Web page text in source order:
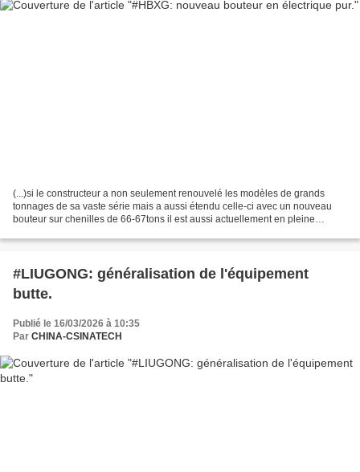
(...)si le constructeur a non seulement renouvelé les modèles de grands
tonnages de sa vaste série mais a aussi étendu celle-ci avec un nouveau
bouteur sur chenilles de 66-67tons il est aussi actuellement en pleine
#LIUGONG: généralisation de l'équipement
butte.
Publié le 16/03/2026 à 10:35
Par CHINA-CSINATECH